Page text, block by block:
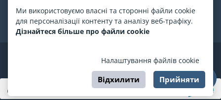
Ми використовуємо власні та сторонні файли cookie
для персоналізації контенту та аналізу веб-трафіку.
Дізнайтеся більше про файли cookie
Налаштування файлів cookie
Відхилити Прийняти
На ESPORT.in.ua представлена афіша Києва та інших міст
України. Всі квитки продаються офіційно. Ми працюємо
безпосередньо з касами.